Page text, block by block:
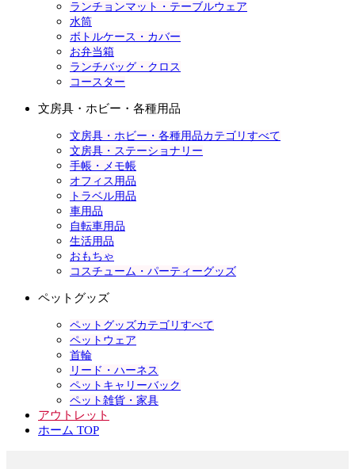
ランチョンマット・テーブルウェア
水筒
ボトルケース・カバー
お弁当箱
ランチバッグ・クロス
コースター
文房具・ホビー・各種用品
文房具・ホビー・各種用品カテゴリすべて
文房具・ステーショナリー
手帳・メモ帳
オフィス用品
トラベル用品
車用品
自転車用品
生活用品
おもちゃ
コスチューム・パーティーグッズ
ペットグッズ
ペットグッズカテゴリすべて
ペットウェア
首輪
リード・ハーネス
ペットキャリーバック
ペット雑貨・家具
アウトレット
ホーム TOP